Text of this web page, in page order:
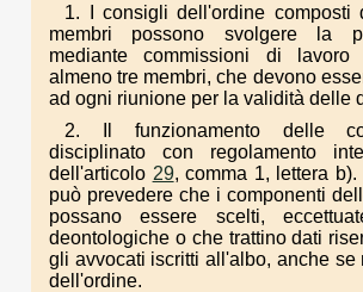
1. I consigli dell'ordine composti
membri possono svolgere la
mediante commissioni di lavoro
almeno tre membri, che devono
ad ogni riunione per la validità delle
2. Il funzionamento delle
disciplinato con regolamento
dell'articolo 29, comma 1, lettera
può prevedere che i componenti
possano essere scelti,
deontologiche o che trattino dati
gli avvocati iscritti all'albo, anche se
dell'ordine.